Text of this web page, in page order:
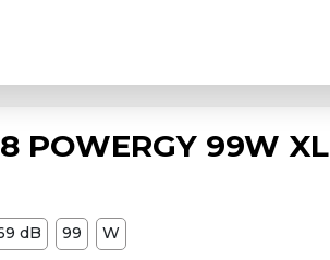
POWERGY 99W XL
dB 99 W